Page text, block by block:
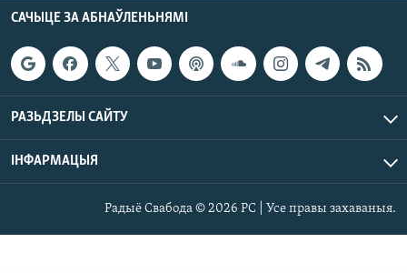
САЧЫЦЕ ЗА АБНАЎЛЕНЬНЯМІ
РАЗЬДЗЕЛЫ САЙТУ
ІНФАРМАЦЫЯ
Радыё Свабода © 2026 РС | Усе правы захаваныя.